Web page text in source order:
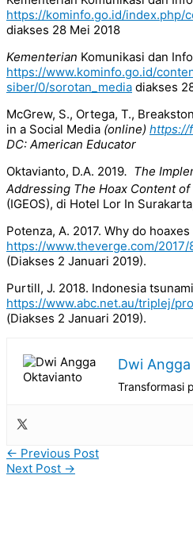
https://kominfo.go.id/index.php/
diakses 28 Mei 2018
Kementerian Komunikasi dan
https://www.kominfo.go.id/
siber/0/sorotan_media diakses
McGrew, S., Ortega, T.,
in a Social Media (online) https://
DC: American Educator
Oktavianto, D.A. 2019. The
Addressing The Hoax Content
(IGEOS), di Hotel Lor In
Potenza, A. 2017. Why do
https://www.theverge.com/
(Diakses 2 Januari 2019).
Purtill, J. 2018. Indonesia
https://www.abc.net.au/triplej/
(Diakses 2 Januari 2019).
Dwi
Transformasi
← Previous Post
Next Post →